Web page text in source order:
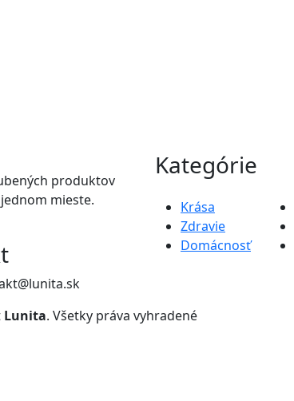
produktov
mieste.
Kategórie
Krása
Zdravie
Domácnosť
Lunita. Všetky práva vyhradené